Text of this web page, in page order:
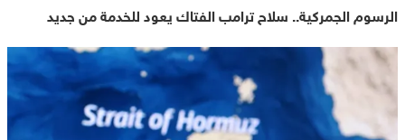
الرسوم الجمركية.. سلاح ترامب الفتاك يعود للخدمة من جديد